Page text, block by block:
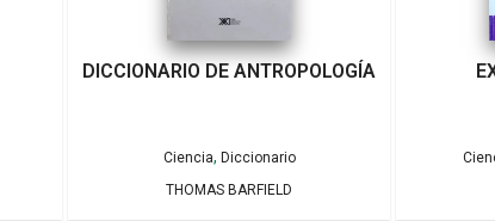
DICCIONARIO DE ANTROPOLOGÍA
Ciencia, Diccionario
THOMAS BARFIELD